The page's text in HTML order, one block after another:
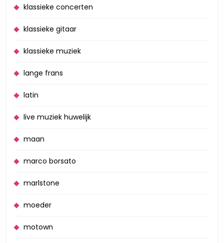
klassieke concerten
klassieke gitaar
klassieke muziek
lange frans
latin
live muziek huwelijk
maan
marco borsato
marlstone
moeder
motown